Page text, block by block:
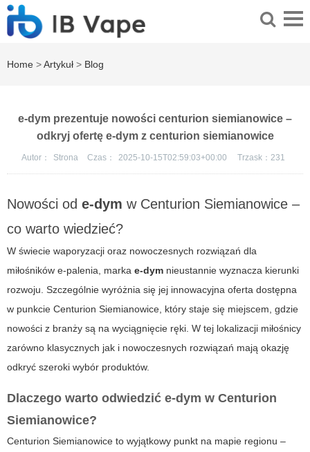
Home >Artykuł > Blog
e-dym prezentuje nowości centurion siemianowice –
odkryj ofertę e-dym z centurion siemianowice
Autor： Strona Czas： 2025-10-15T02:59:03+00:00 Trzask： 231
Nowości od e-dym w Centurion Siemianowice –
co warto wiedzieć?
W świecie waporyzacji oraz nowoczesnych rozwiązań dla
miłośników e-palenia, marka e-dym nieustannie wyznacza kierunki
rozwoju. Szczególnie wyróżnia się jej innowacyjna oferta dostępna
w punkcie Centurion Siemianowice, który staje się miejscem, gdzie
nowości z branży są na wyciągnięcie ręki. W tej lokalizacji miłośnicy
zarówno klasycznych jak i nowoczesnych rozwiązań mają okazję
odkryć szeroki wybór produktów.
Dlaczego warto odwiedzić e-dym w Centurion
Siemianowice?
Centurion Siemianowice to wyjątkowy punkt na mapie regionu –